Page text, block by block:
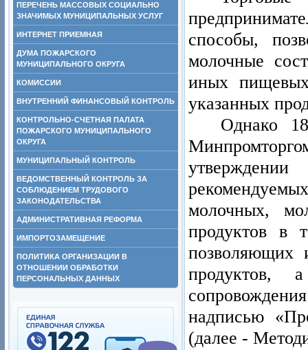
ПЕРЕЧЕНЬ МАССОВЫХ СОЦИАЛЬНО
ЗНАЧИМЫХ МУНИЦИПАЛЬНЫХ УСЛУГ
ИНТЕРНЕТ ПРИЕМНАЯ
ДУМА ПОЖАРСКОГО
МУНИЦИПАЛЬНОГО ОКРУГА
КОМИССИИ
ВНУТРЕННИЙ ФИНАНСОВЫЙ КОНТРОЛЬ
КОНТРОЛЬНО-СЧЕТНАЯ ПАЛАТА
ПОЖАРСКОГО МУНИЦИПАЛЬНОГО
ОКРУГА
МУНИЦИПАЛЬНЫЙ КОНТРОЛЬ
ВЕДОМСТВЕННЫЙ КОНТРОЛЬ ЗА
СОБЛЮДЕНИЕМ ТРУДОВОГО
ЗАКОНОДАТЕЛЬСТВА
АДМИНИСТРАТИВНАЯ РЕФОРМА
ИМПОРТОЗАМЕЩЕНИЕ
ПОЛИТИКА ОРГАНИЗАЦИИ В
ОТНОШЕНИИ ОБРАБОТКИ
ПЕРСОНАЛЬНЫХ ДАННЫХ
способы,
молочные
иных
указанных
Однако
молочных,
продуктов в
позволяющих
продуктов,
надписью
(далее -